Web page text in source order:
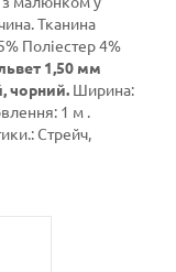
Тканина
Поліестер 4%
1,50 мм
чорний. Ширина:
1 м .
Стрейч,